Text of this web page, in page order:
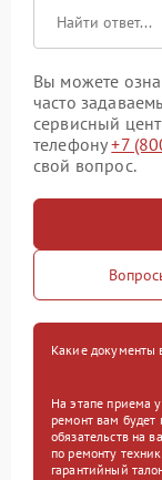
Вы можете
часто
сервисный
телефону+7
свой вопрос.
Какие документы
На этапе приема
ремонт вам будет
обязательств на
по ремонту
гарантийный